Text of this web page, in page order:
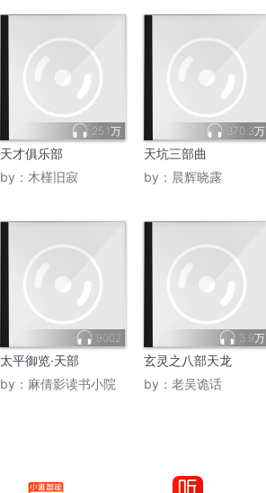
25.1万
天才俱乐部
by： 木槿旧寂
370.3万
天坑三部曲
by： 晨辉晓露
9002
太平御览·天部
by： 麻倩影读书小院
3.9万
玄灵之八部天龙
by： 老吴诡话